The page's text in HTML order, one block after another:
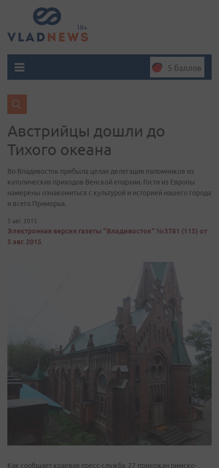
5 баллов
Австрийцы дошли до
Тихого океана
Во Владивосток прибыла целая делегация паломников из
католических приходов Венской епархии. Гости из Европы
намерены ознакомиться с культурой и историей нашего города
и всего Приморья.
5 авг. 2015
Электронная версия газеты "Владивосток" №3781 (115) от
5 авг. 2015
Как сообщает краевая пресс-служба, 27 прихожан римско-